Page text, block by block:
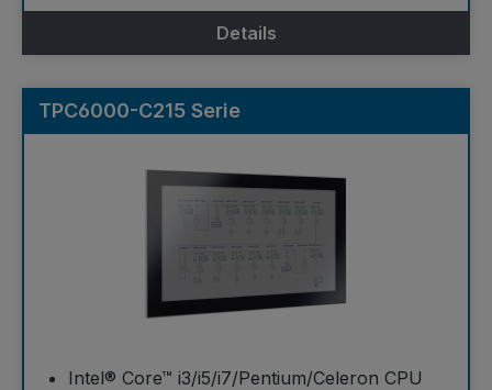
Details
TPC6000-C215 Serie
Intel® Core™ i3/i5/i7/Pentium/Celeron CPU